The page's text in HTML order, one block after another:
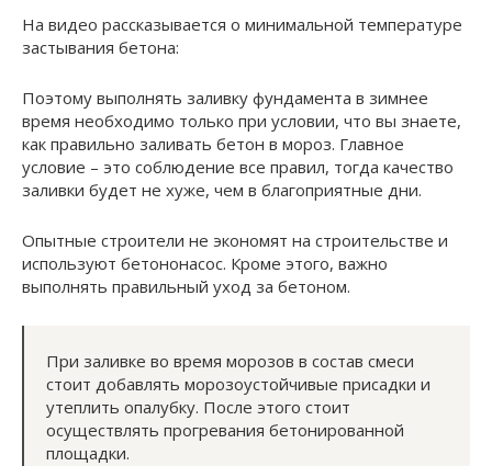
На видео рассказывается о минимальной температуре
застывания бетона:
Поэтому выполнять заливку фундамента в зимнее
время необходимо только при условии, что вы знаете,
как правильно заливать бетон в мороз. Главное
условие – это соблюдение все правил, тогда качество
заливки будет не хуже, чем в благоприятные дни.
Опытные строители не экономят на строительстве и
используют бетононасос. Кроме этого, важно
выполнять правильный уход за бетоном.
При заливке во время морозов в состав смеси
стоит добавлять морозоустойчивые присадки и
утеплить опалубку. После этого стоит
осуществлять прогревания бетонированной
площадки.